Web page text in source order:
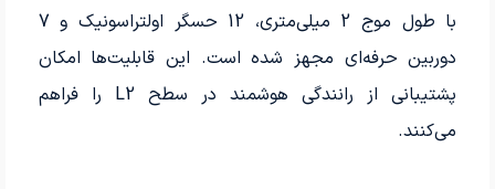
با طول موج 2 میلی‌متری، 12 حسگر اولتراسونیک و 7
دوربین حرفه‌ای مجهز شده است. این قابلیت‌ها امکان
پشتیبانی از رانندگی هوشمند در سطح L2 را فراهم
می‌کنند.